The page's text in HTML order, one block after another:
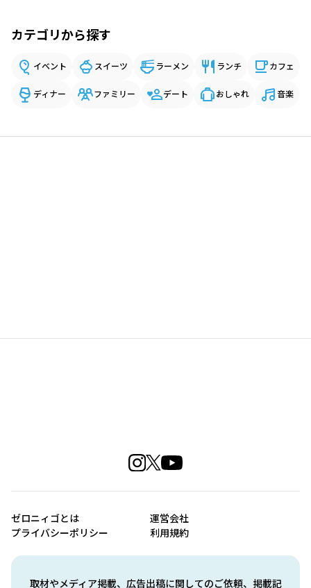
カテゴリから探す
イベント スイーツ ラーメン ランチ カフェ
ディナー ファミリー デート おしゃれ 音楽
取材やメディア掲載、広告出稿に関してのご依頼、掲載記
ゼロニィゴとは
運営会社
プライバシーポリシー
利用規約